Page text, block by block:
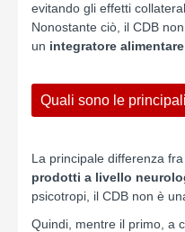
evitando gli effetti
Nonostante ciò, il CDB
un integratore alimentare
Quali sono le
La principale differenza
prodotti a livello
psicotropi, il CDB non è
Quindi, mentre il primo, a